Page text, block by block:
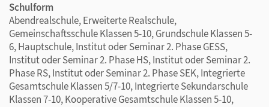
Schulform
Abendrealschule, Erweiterte Realschule,
Gemeinschaftsschule Klassen 5-10, Grundschule Klassen 5-
6, Hauptschule, Institut oder Seminar 2. Phase GESS,
Institut oder Seminar 2. Phase HS, Institut oder Seminar 2.
Phase RS, Institut oder Seminar 2. Phase SEK, Integrierte
Gesamtschule Klassen 5/7-10, Integrierte Sekundarschule
Klassen 7-10, Kooperative Gesamtschule Klassen 5-10,